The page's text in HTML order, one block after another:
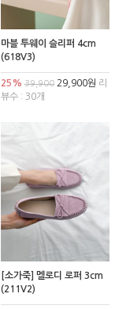
마블 투웨이 슬리퍼 4cm
(618V3)
25% 39,90029,900원 리
뷰수 : 30개
[소가죽] 멜로디 로퍼 3cm
(211V2)